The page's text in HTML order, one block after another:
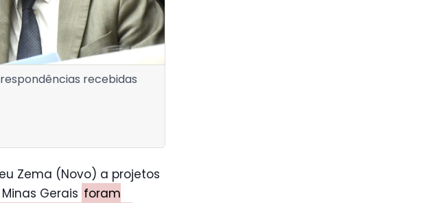
recebidas
Zema (Novo) a projetos
Gerais foram